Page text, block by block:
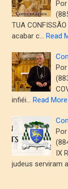
TUA
acabar c… Read
infiéi… Read More
IX
judeus serviram